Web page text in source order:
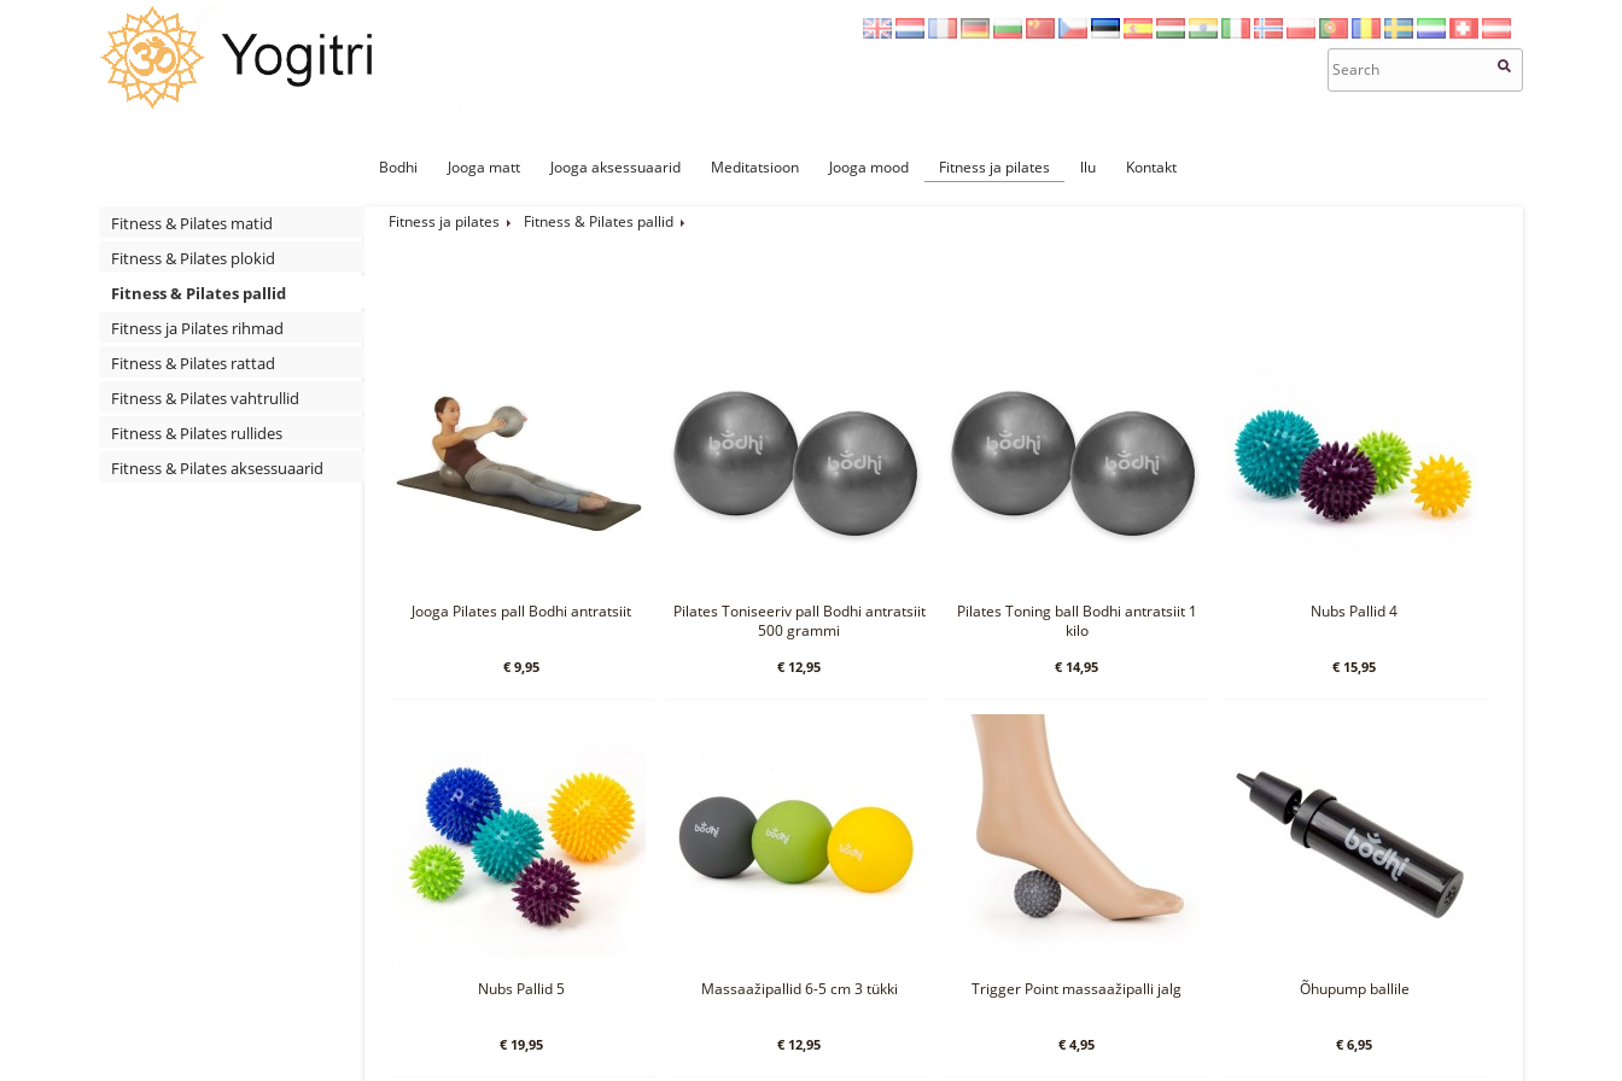
Bodhi Jooga matt Jooga aksessuaarid Meditatsioon Jooga mood Fitness ja pilates llu Kontakt
Fitness & Pilates matid
Fitness & Pilates plokid
Fitness & Pilates pallid
Fitness ja Pilates rihmad
Fitness & Pilates rattad
Fitness & Pilates vahtrullid
Fitness & Pilates rullides
Fitness & Pilates aksessuaarid
Fitness ja pilates Fitness & Pilates pallid
Jooga Pilates pall Bodhi antratsiit
€ 9,95
Pilates Toniseeriv pall Bodhi antratsiit
500 grammi
€ 12,95
Pilates Toning ball Bodhi antratsiit 1
kilo
€ 14,95
Nubs Pallid 4
€ 15,95
Nubs Pallid 5
€ 19,95
Massaažipallid 6-5 cm 3 tükki
€ 12,95
Trigger Point massaažipalli jalg
€ 4,95
Õhupump ballile
€ 6,95